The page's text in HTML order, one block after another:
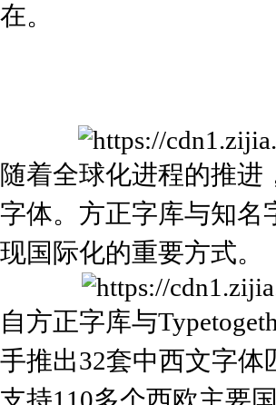
在。
随着全球化进程的推
字体。方正字库与知名
现国际化的重要方式。
自方正字库与
手推出32套中西文字